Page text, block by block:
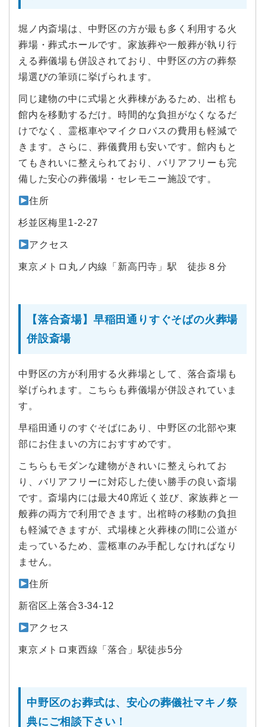
堀ノ内斎場は、中野区の方が最も多く利用する火
葬場・葬式ホールです。家族葬や一般葬が執り行
える葬儀場も併設されており、中野区の方の葬祭
場選びの筆頭に挙げられます。
同じ建物の中に式場と火葬棟があるため、出棺も
館内を移動するだけ。時間的な負担がなくなるだ
けでなく、霊柩車やマイクロバスの費用も軽減で
きます。さらに、葬儀費用も安いです。館内もと
てもきれいに整えられており、バリアフリーも完
備した安心の葬儀場・セレモニー施設です。
住所
杉並区梅里1-2-27
アクセス
東京メトロ丸ノ内線「新高円寺」駅 徒歩８分
【落合斎場】早稲田通りすぐそばの火葬場
併設斎場
中野区の方が利用する火葬場として、落合斎場も
挙げられます。こちらも葬儀場が併設されていま
す。
早稲田通りのすぐそばにあり、中野区の北部や東
部にお住まいの方におすすめです。
こちらもモダンな建物がきれいに整えられてお
り、バリアフリーに対応した使い勝手の良い斎場
です。斎場内には最大40席近く並び、家族葬と一
般葬の両方で利用できます。出棺時の移動の負担
も軽減できますが、式場棟と火葬棟の間に公道が
走っているため、霊柩車のみ手配しなければなり
ません。
住所
新宿区上落合3-34-12
アクセス
東京メトロ東西線「落合」駅徒歩5分
中野区のお葬式は、安心の葬儀社マキノ祭
典にご相談下さい！